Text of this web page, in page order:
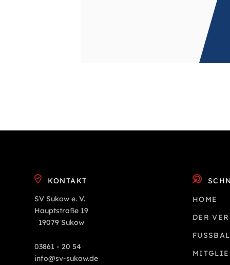
KONTAKT
SV Sukow e. V.
Hauptstraße 19
19079 Sukow
03861 - 20 54
info@sv-sukow.de
HOME
DER
FUSSBALL